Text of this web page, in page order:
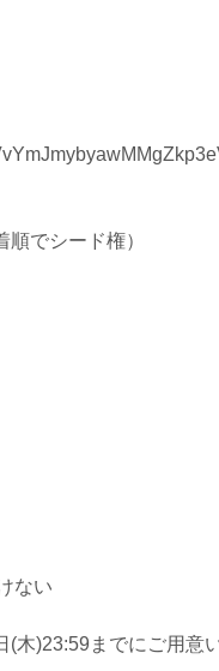
でシード権）
ない
)23:59までにご用意